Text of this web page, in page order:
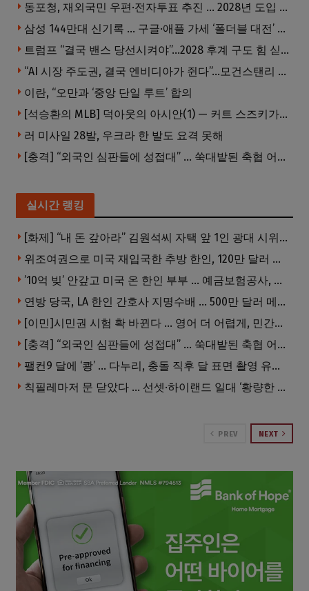
동포청, 재외국민 우편·전자투표 추진 … 2028년 도입 목표
삼성 144만대 신기록 … 구글·애플 가세 ‘폴더블 대전’ 열린다
트럼프 “결국 밴스 당선시켜야”…2028 후계 구도 힘 싣나
“AI 시장 주도권, 결국 엔비디아가 쥔다”…모건스탠리 장담
이란, “오만과 ‘중앙 단일 루트’ 합의
[석승환의 MLB] 덕아웃의 아시안(1) — 커트 스즈키가 우리에게 묻는 것
러 미사일 28발, 우크라 한 발도 요격 못해
[충격] “외국인 심판들에 성접대” … 쑥대밭된 축협 어디까지 추락하나
실시간 랭킹
[화제] “내 돈 갚아라” 김원석씨 자택 앞 1인 광대 시위 … 한인 투자사, “108만 달러 못받아”
위조여권으로 미국 재입국한 추방 한인, 120만 달러 은행 사기 행각
’10억 빚’ 안갚고 미국 온 한인 부부 … 예금보험공사, 미국서 소송
연방 당국, LA 한인 간호사 지명수배 … 500만 달러 메디캐어 사기, 선고 직전 한국 도주
[이민]시민권 시험 확 바뀐다 … 영어 더 어렵게, 민간시험 도입 추진
[충격] “외국인 심판들에 성접대” … 쑥대밭된 축협 어디까지 추락하나
팰컨9 달에 ‘쾅’ … 다누리, 충돌 직후 달 표면 촬영 유일 탐사선
칙필레마저 문 닫았다 … 선셋·하이랜드 일대 ‘황량한 거리’로
PREV NEXT